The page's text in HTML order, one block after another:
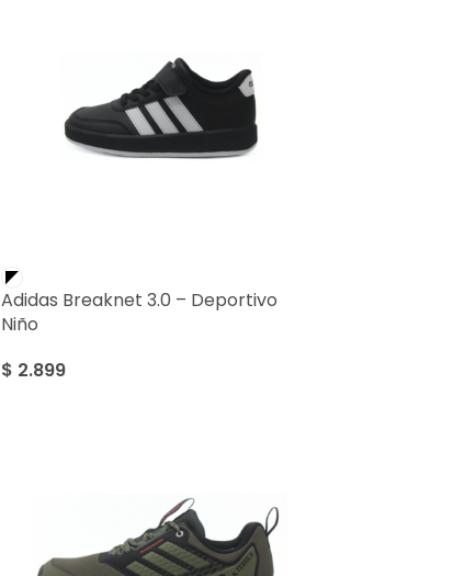
Adidas Breaknet 3.0 – Deportivo
Niño
$ 2.899